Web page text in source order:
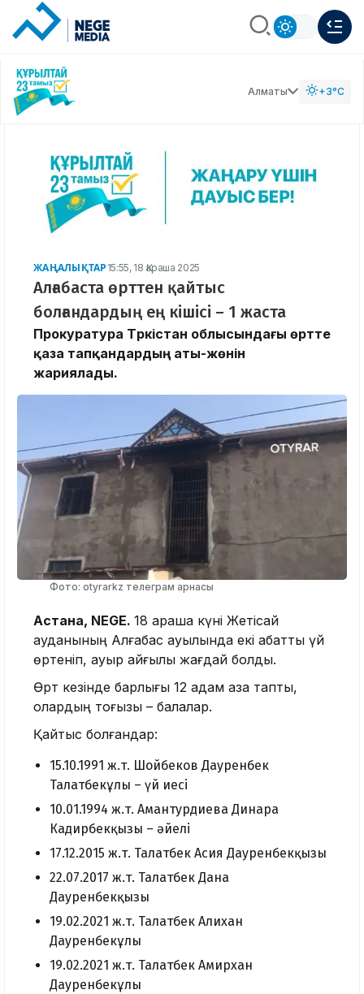
Алматы +3°C
ЖАҢАЛЫҚТАР 15:55, 18 Қараша 2025
Алғабаста өрттен қайтыс
болғандардың ең кішісі – 1 жаста
Прокуратура Түркістан облысындағы өртте
қаза тапқандардың аты-жөнін
жариялады.
Фото: otyrarkz телеграм арнасы
Астана, NEGE. 18 қараша күні Жетісай
ауданының Алғабас ауылында екі қабатты үй
өртеніп, ауыр қайғылы жағдай болды.
Өрт кезінде барлығы 12 адам қаза тапты,
олардың тоғызы – балалар.
Қайтыс болғандар:
15.10.1991 ж.т. Шойбеков Дауренбек
Талғатбекұлы – үй иесі
10.01.1994 ж.т. Амантурдиева Динара
Кадирбекқызы – әйелі
17.12.2015 ж.т. Талғатбек Асия Дауренбекқызы
22.07.2017 ж.т. Талғатбек Дана
Дауренбекқызы
19.02.2021 ж.т. Талғатбек Алихан
Дауренбекұлы
19.02.2021 ж.т. Талғатбек Амирхан
Дауренбекұлы